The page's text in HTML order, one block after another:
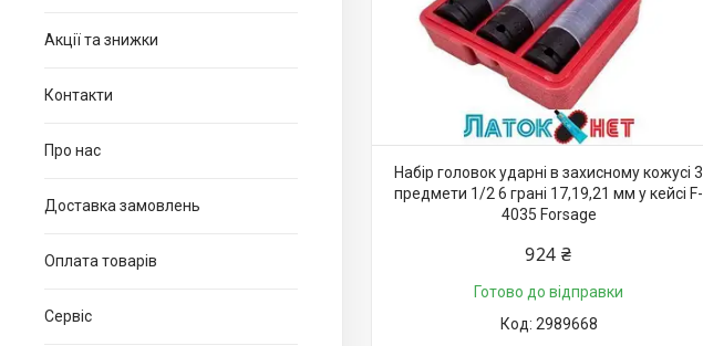
Акції та знижки
Контакти
Про нас
Доставка замовлень
Оплата товарів
Сервіс
Набір головок ударні в захисному кожусі 3
предмети 1/2 6 грані 17,19,21 мм у кейсі F-
4035 Forsage
924 ₴
Готово до відправки
2989668